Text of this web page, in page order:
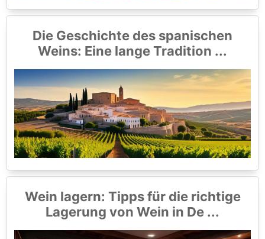
Die Geschichte des spanischen
Weins: Eine lange Tradition ...
Wein lagern: Tipps für die richtige
Lagerung von Wein in De ...